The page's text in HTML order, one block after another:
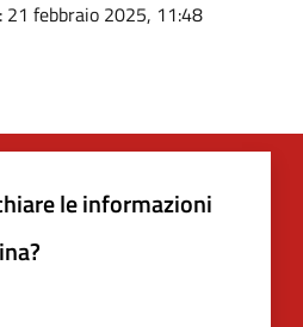
: 21 febbraio 2025, 11:48
le informazioni